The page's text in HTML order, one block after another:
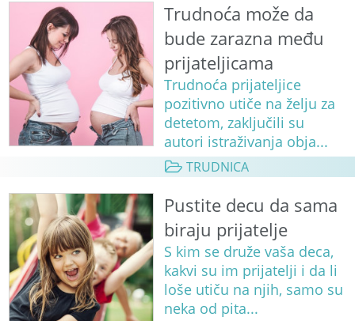
Trudnoća može da
bude zarazna među
prijateljicama
Trudnoća prijateljice
pozitivno utiče na želju za
detetom, zaključili su
autori istraživanja obja...
TRUDNICA
Pustite decu da sama
biraju prijatelje
S kim se druže vaša deca,
kakvi su im prijatelji i da li
loše utiču na njih, samo su
neka od pita...